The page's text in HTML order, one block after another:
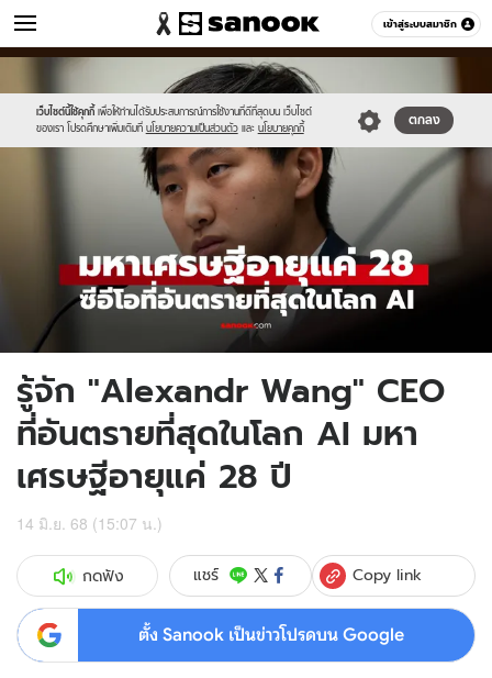
เข้าสู่ระบบสมาชิก
ข่าว หมวดอื่นๆ
เว็บไซต์นี้ใช้คุกกี้ เพื่อให้ท่านได้รับประสบการณ์การใช้งานที่ดีที่สุดบน เว็บไซต์
ของเรา โปรดศึกษาเพิ่มเติมที่ นโยบายความเป็นส่วนตัว และ นโยบายคุกกี้
ตกลง
Sanook
//s.isanook.com/sr/0/images/logo-
new-
sanook.png
//s.isanook.com/ns/0/ud/1960/9802674/new-
thumbnail1200x720_v2(2).jpg
รู้จัก "Alexandr Wang" CEO
ที่อันตรายที่สุดในโลก AI มหา
เศรษฐีอายุแค่ 28 ปี
14 มิ.ย. 68 (15:07 น.)
กดฟัง แชร์ Copy link
ตั้ง Sanook เป็นข่าวโปรดบน Google